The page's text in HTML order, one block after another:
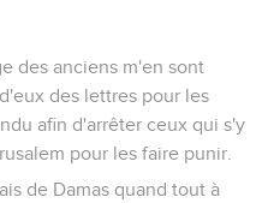
des anciens m'en sont
des lettres pour les
afin d'arrêter ceux qui s'y
pour les faire punir.
de Damas quand tout à